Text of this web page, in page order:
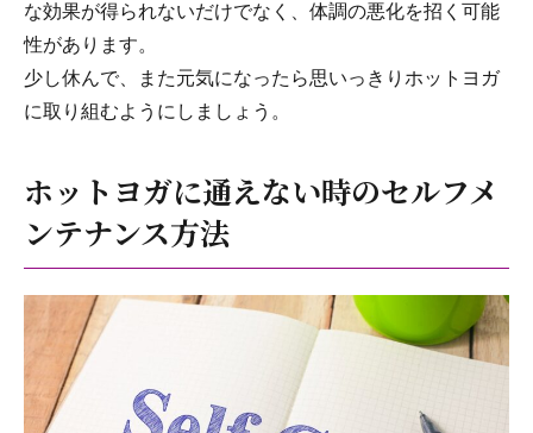
な効果が得られないだけでなく、体調の悪化を招く可能
性があります。
少し休んで、また元気になったら思いっきりホットヨガ
に取り組むようにしましょう。
ホットヨガに通えない時のセルフメ
ンテナンス方法